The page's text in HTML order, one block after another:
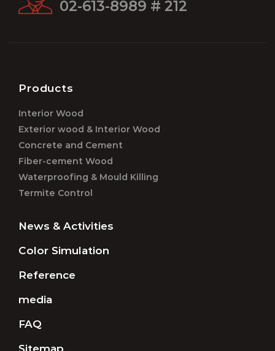
02-613-8989 # 212
Products
Interior Wood
Exterior wood & Interior Wood
Concrete and Cement
Fiber-cement Wood
Waterproofing & Mould Killing
Termite Control
News & Activities
Color Simulation
Reference
media
FAQ